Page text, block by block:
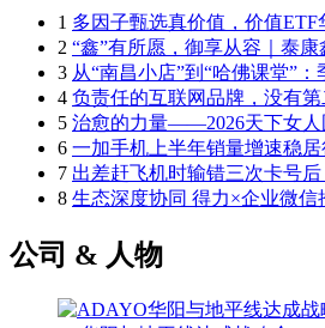
1 多因子甄选真价值，价值ETF
2 “鑫”有所愿，御享从容｜泰康
3 从“南昌小店”到“哈佛课堂”：
4 负责任的互联网品牌，没有第
5 治愈的力量——2026天下女人
6 一加手机上半年销量增速稳
7 出差赶飞机时输错三次卡号
8 生态深度协同 得力×企业微
公司 & 人物